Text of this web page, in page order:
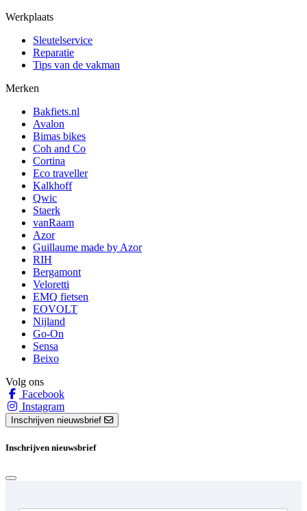
Werkplaats
Sleutelservice
Reparatie
Tips van de vakman
Merken
Bakfiets.nl
Avalon
Bimas bikes
Coh and Co
Cortina
Eco traveller
Kalkhoff
Qwic
Staerk
vanRaam
Azor
Guillaume made by Azor
RIH
Bergamont
Veloretti
EMQ fietsen
EOVOLT
Nijland
Go-On
Sensa
Beixo
Volg ons
Facebook
Instagram
Inschrijven nieuwsbrief
Inschrijven nieuwsbrief